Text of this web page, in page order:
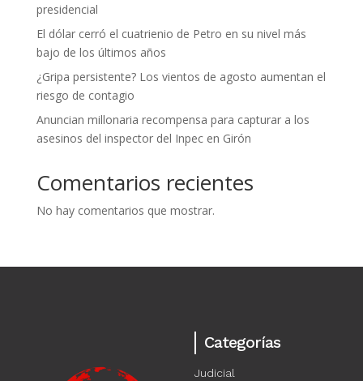
presidencial
El dólar cerró el cuatrienio de Petro en su nivel más
bajo de los últimos años
¿Gripa persistente? Los vientos de agosto aumentan el
riesgo de contagio
Anuncian millonaria recompensa para capturar a los
asesinos del inspector del Inpec en Girón
Comentarios recientes
No hay comentarios que mostrar.
Categorías
Judicial